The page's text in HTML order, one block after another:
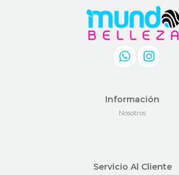
Información
Nosotros
Servicio Al Cliente